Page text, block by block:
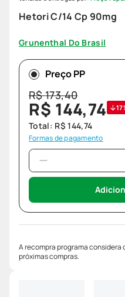
Hetori C/14 Cp 90mg
Grunenthal Do Brasil
Preço PP
R$173,40
R$ 144,74
Total: R$ 144,74
Formas de pagamento
A recompra programa considera
próximas compras.